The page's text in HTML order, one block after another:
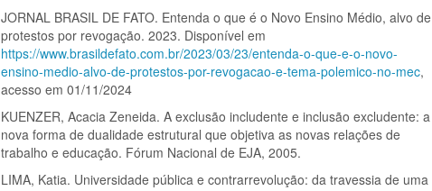
JORNAL BRASIL DE FATO. Entenda o que é o Novo Ensino Médio, alvo de
protestos por revogação. 2023. Disponível em
https://www.brasildefato.com.br/2023/03/23/entenda-o-que-e-o-novo-
ensino-medio-alvo-de-protestos-por-revogacao-e-tema-polemico-no-mec,
acesso em 01/11/2024
KUENZER, Acacia Zeneida. A exclusão includente e inclusão excludente: a
nova forma de dualidade estrutural que objetiva as novas relações de
trabalho e educação. Fórum Nacional de EJA, 2005.
LIMA, Katia. Universidade pública e contrarrevolução: da travessia de uma